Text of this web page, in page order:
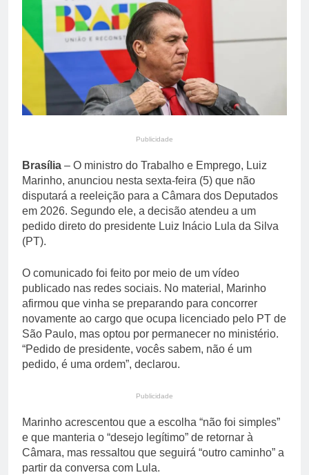
reacende debate sobre
punição a juiz Adriano
Morelli
10 Horas Ago
PT divulga diretrizes do
novo plano de governo
de Lula para a reeleição
10 Horas Ago
Publicidade
Brasília – O ministro do Trabalho e Emprego, Luiz
Marinho, anunciou nesta sexta-feira (5) que não
disputará a reeleição para a Câmara dos Deputados
em 2026. Segundo ele, a decisão atendeu a um
pedido direto do presidente Luiz Inácio Lula da Silva
(PT).
O comunicado foi feito por meio de um vídeo
publicado nas redes sociais. No material, Marinho
afirmou que vinha se preparando para concorrer
novamente ao cargo que ocupa licenciado pelo PT de
São Paulo, mas optou por permanecer no ministério.
“Pedido de presidente, vocês sabem, não é um
pedido, é uma ordem”, declarou.
Publicidade
Marinho acrescentou que a escolha “não foi simples”
e que manteria o “desejo legítimo” de retornar à
Câmara, mas ressaltou que seguirá “outro caminho” a
partir da conversa com Lula.